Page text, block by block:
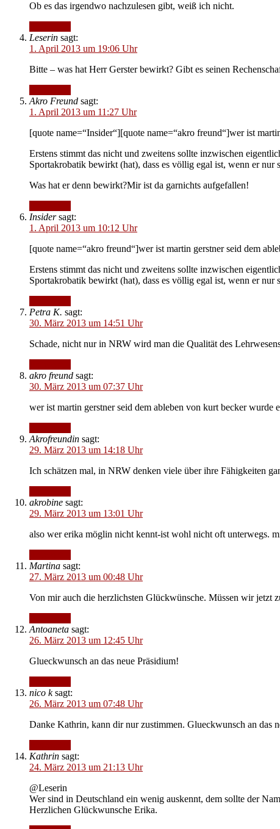
Ob es das irgendwo nachzulesen gibt, weiß ich nicht.
Leserin sagt:
1. April 2013 um 19:06 Uhr
Bitte – was hat Herr Gerster bewirkt? Gibt es seinen
Akro Freund sagt:
1. April 2013 um 11:27 Uhr
[quote name=“Insider“][quote name=“akro freund“]wer ist
Erstens stimmt das nicht und zweitens sollte inzwischen
Sportakrobatik bewirkt (hat), dass es völlig egal ist, wenn er nur
Was hat er denn bewirkt?Mir ist da garnichts aufgefallen!
Insider sagt:
1. April 2013 um 10:12 Uhr
[quote name=“akro freund“]wer ist martin gerstner seid dem
Erstens stimmt das nicht und zweitens sollte inzwischen
Sportakrobatik bewirkt (hat), dass es völlig egal ist, wenn er nur
Petra K. sagt:
30. März 2013 um 14:51 Uhr
Schade, nicht nur in NRW wird man die Qualität des
akro freund sagt:
30. März 2013 um 07:37 Uhr
wer ist martin gerstner seid dem ableben von kurt becker wurde
Akrofreundin sagt:
29. März 2013 um 14:18 Uhr
Ich schätzen mal, in NRW denken viele über ihre Fähigkeiten
akrobine sagt:
29. März 2013 um 13:01 Uhr
also wer erika möglin nicht kennt-ist wohl nicht oft unterwegs.
Martina sagt:
27. März 2013 um 00:48 Uhr
Von mir auch die herzlichsten Glückwünsche. Müssen wir jetzt
Antoaneta sagt:
26. März 2013 um 12:45 Uhr
Glueckwunsch an das neue Präsidium!
nico k sagt:
26. März 2013 um 07:48 Uhr
Danke Kathrin, kann dir nur zustimmen. Glueckwunsch an das
Kathrin sagt:
24. März 2013 um 21:13 Uhr
@Leserin
Wer sind in Deutschland ein wenig auskennt, dem sollte der
Herzlichen Glückwunsche Erika.